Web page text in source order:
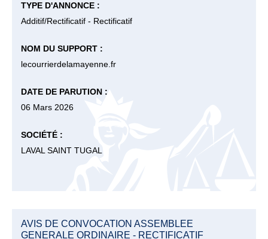
TYPE D'ANNONCE :
Additif/Rectificatif - Rectificatif
NOM DU SUPPORT :
lecourrierdelamayenne.fr
DATE DE PARUTION :
06 Mars 2026
SOCIÉTÉ :
LAVAL SAINT TUGAL
AVIS DE CONVOCATION ASSEMBLEE
GENERALE ORDINAIRE - RECTIFICATIF